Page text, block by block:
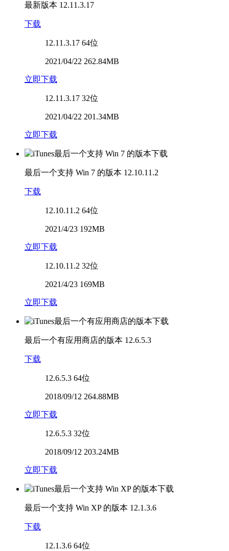
最新版本 12.11.3.17
下载
12.11.3.17 64位
2021/04/22 262.84MB
立即下载
12.11.3.17 32位
2021/04/22 201.34MB
立即下载
最后一个支持 Win 7 的版本 12.10.11.2
下载
12.10.11.2 64位
2021/4/23 192MB
立即下载
12.10.11.2 32位
2021/4/23 169MB
立即下载
最后一个有应用商店的版本 12.6.5.3
下载
12.6.5.3 64位
2018/09/12 264.88MB
立即下载
12.6.5.3 32位
2018/09/12 203.24MB
立即下载
最后一个支持 Win XP 的版本 12.1.3.6
下载
12.1.3.6 64位